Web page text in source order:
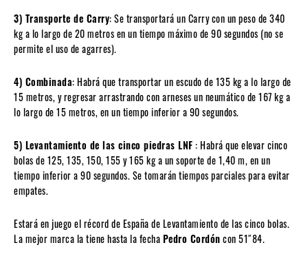
3) Transporte de Carry: Se transportará un Carry con un peso de 340
kg a lo largo de 20 metros en un tiempo máximo de 90 segundos (no se
permite el uso de agarres).
4) Combinada: Habrá que transportar un escudo de 135 kg a lo largo de
15 metros, y regresar arrastrando con arneses un neumático de 167 kg a
lo largo de 15 metros, en un tiempo inferior a 90 segundos.
5) Levantamiento de las cinco piedras LNF: Habrá que elevar cinco
bolas de 125, 135, 150, 155 y 165 kg a un soporte de 1,40 m, en un
tiempo inferior a 90 segundos. Se tomarán tiempos parciales para evitar
empates.
Estará en juego el récord de España de Levantamiento de las cinco bolas.
La mejor marca la tiene hasta la fechaPedro Cordóncon 51″84.